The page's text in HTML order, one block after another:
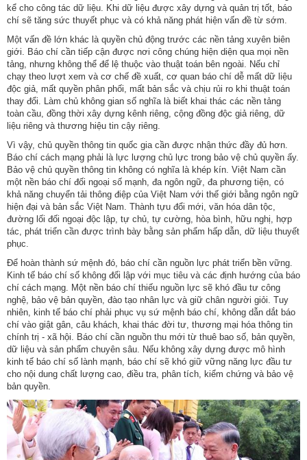
kể cho công tác dữ liệu. Khi dữ liệu được xây dựng và quản trị tốt, báo
chí sẽ tăng sức thuyết phục và có khả năng phát hiện vấn đề từ sớm.
Một vấn đề lớn khác là quyền chủ động trước các nền tảng xuyên biên
giới. Báo chí cần tiếp cận được nơi công chúng hiện diện qua mọi nền
tảng, nhưng không thể để lệ thuộc vào thuật toán bên ngoài. Nếu chỉ
chạy theo lượt xem và cơ chế đề xuất, cơ quan báo chí dễ mất dữ liệu
độc giả, mất quyền phân phối, mất bản sắc và chịu rủi ro khi thuật toán
thay đổi. Làm chủ không gian số nghĩa là biết khai thác các nền tảng
toàn cầu, đồng thời xây dựng kênh riêng, cộng đồng độc giả riêng, dữ
liệu riêng và thương hiệu tin cậy riêng.
Vì vậy, chủ quyền thông tin quốc gia cần được nhận thức đầy đủ hơn.
Báo chí cách mạng phải là lực lượng chủ lực trong bảo vệ chủ quyền ấy.
Bảo vệ chủ quyền thông tin không có nghĩa là khép kín. Việt Nam cần
một nền báo chí đối ngoại số mạnh, đa ngôn ngữ, đa phương tiện, có
khả năng chuyển tải thông điệp của Việt Nam với thế giới bằng ngôn ngữ
hiện đại và bản sắc Việt Nam. Thành tựu đổi mới, văn hóa dân tộc,
đường lối đối ngoại độc lập, tự chủ, tự cường, hòa bình, hữu nghị, hợp
tác, phát triển cần được trình bày bằng sản phẩm hấp dẫn, dữ liệu thuyết
phục.
Để hoàn thành sứ mệnh đó, báo chí cần nguồn lực phát triển bền vững.
Kinh tế báo chí số không đối lập với mục tiêu và các định hướng của báo
chí cách mạng. Một nền báo chí thiếu nguồn lực sẽ khó đầu tư công
nghệ, bảo vệ bản quyền, đào tạo nhân lực và giữ chân người giỏi. Tuy
nhiên, kinh tế báo chí phải phục vụ sứ mệnh báo chí, không dẫn dắt báo
chí vào giật gân, câu khách, khai thác đời tư, thương mại hóa thông tin
chính trị - xã hội. Báo chí cần nguồn thu mới từ thuê bao số, bản quyền,
dữ liệu và sản phẩm chuyên sâu. Nếu không xây dựng được mô hình
kinh tế báo chí số lành mạnh, báo chí sẽ khó giữ vững năng lực đầu tư
cho nội dung chất lượng cao, điều tra, phân tích, kiểm chứng và bảo vệ
bản quyền.